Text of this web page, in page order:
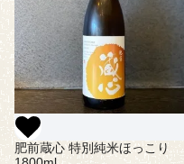
肥前蔵心 特別純米ほっこり